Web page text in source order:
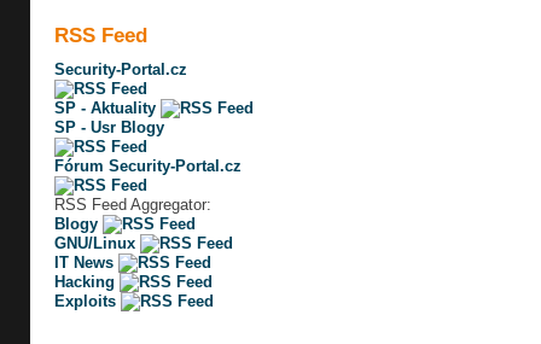
RSS Feed
Security-Portal.cz
SP - Aktuality
SP - Usr Blogy
Fórum Security-Portal.cz
RSS Feed Aggregator:
Blogy
GNU/Linux
IT News
Hacking
Exploits